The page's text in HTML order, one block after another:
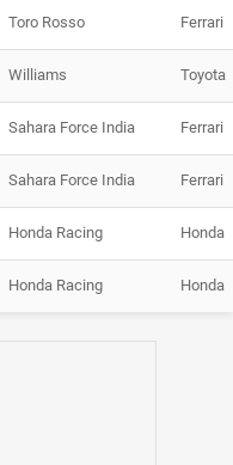
Toro Rosso Ferrari
Williams Toyota
Sahara Force India Ferrari
Sahara Force India Ferrari
Honda Racing Honda
Honda Racing Honda